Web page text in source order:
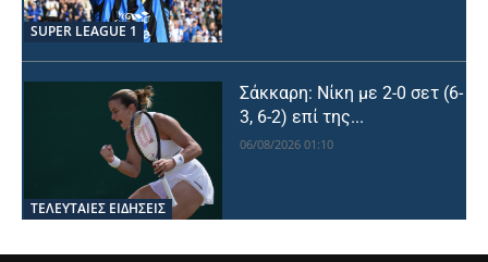
SUPER LEAGUE 1
ΤΕΛΕΥΤΑΙΕΣ ΕΙΔΗΣΕΙΣ
Σάκκαρη: Νίκη με 2-0 σετ (6-
3, 6-2) επί της...
06/08/2026 01:10